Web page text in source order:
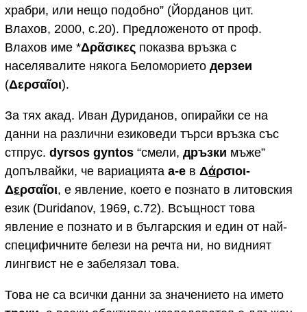
храбри, или нещо подобно” (Йорданов цит.
Влахов, 2000, с.20). Предложеното от проф.
Влахов име *Δρᾶσικες показва връзка с
населявалите някога Беломорието дерзеи
(Δερσαῖοι).
За тях акад. Иван Дуриданов, опирайки се на
данни на различни езиковеди търси връзка със
стпрус. dyrsos gyntos “смели, дръзки мъже”
допълвайки, че вариацията а-е в Δάρσιοι-
Δερσαῖοι, е явление, което е познато в литовския
език (Duridanov, 1969, c.72). Всъщност това
явление е познато и в българския и един от най-
специфичните белези на речта ни, но видният
лингвист не е забелязал това.
Това не са всички данни за значението на името